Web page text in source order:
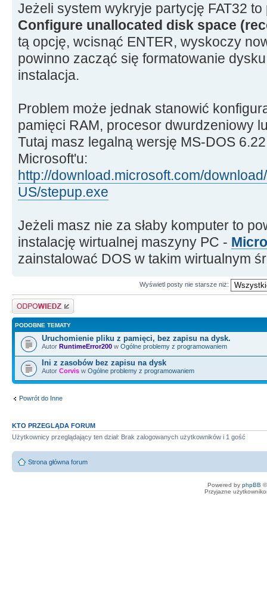
Jeżeli system wykryje partycję FAT32
Configure unallocated disk space
tą opcję, wcisnąć ENTER, wyskoczy
powinno zacząć się formatowanie
instalacja.
Problem może jednak stanowić
pamięci RAM, procesor dwurdzeniowy
Tutaj masz legalną wersję MS-DOS
Microsoft'u:
http://download.microsoft.com/
US/stepup.exe
Jeżeli masz nie za słaby komputer to
instalację wirtualnej maszyny PC -
zainstalować DOS w takim wirtualnym
Wyświetl posty nie starsze niż:
Odpowiedz
PODOBNE TEMATY
Uruchomienie pliku z pamięci, bez zapisu na dysk.
Autor RuntimeError200 w Ogólne problemy z programowaniem
Ini z zasobów bez zapisu na dysk
Autor Corvis w Ogólne problemy z programowaniem
Powrót do Inne
KTO PRZEGLĄDA FORUM
Użytkownicy przeglądający ten dział: Brak zalogowanych użytkowników i 1 gość
Strona główna forum
Powered by phpBB
Przyjazne